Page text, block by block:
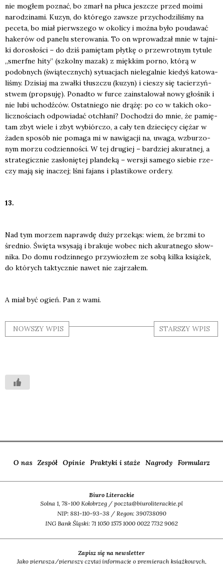
nie mogłem poznać, bo zmarł na płu­ca jesz­cze przed moimi
naro­dzi­na­mi. Kuzyn, do któ­re­go zawsze przy­cho­dzi­li­śmy na
pece­ta, bo miał pierw­sze­go w oko­li­cy i moż­na było pouda­wać
hake­rów od pane­lu ste­ro­wa­nia. To on wpro­wa­dzał mnie w taj­ni­
ki doro­sło­ści – do dziś pamię­tam płyt­kę o prze­wrot­nym tytu­le
„smerf­ne hity” (szkol­ny mazak) z mięk­kim por­no, któ­rą w
podob­nych (świą­tecz­nych) sytu­acjach nie­le­gal­nie kie­dyś kato­wa­
li­śmy. Dzi­siaj ma zwał­ki tłusz­czu (kuzyn) i cie­szy się tacie­rzyń­
stwem (prop­su­ję). Ponad­to w fur­ce zain­sta­lo­wał nowy gło­śnik i
nie lubi uchodź­ców. Ostat­nie­go nie drą­żę: po co w takich oko­
licz­no­ściach odpo­wia­dać otchła­ni? Docho­dzi do mnie, że pamię­
tam zbyt wie­le i zbyt wybiór­czo, a cały ten dzie­cię­cy cię­żar w
żaden spo­sób nie poma­ga mi w nawi­ga­cji na, uwa­ga, wzbu­rzo­
nym morzu codzien­no­ści. W tej dru­giej – bar­dziej aku­rat­nej, a
stra­te­gicz­nie zasło­nię­tej plan­de­ką – wer­sji same­go sie­bie rze­
czy mają się ina­czej; lśni fajans i pla­sti­ko­we orde­ry.
13.
Nad tym morzem napraw­dę duży prze­kąs: wiem, że brzmi to
śred­nio. Świę­ta wsy­sa­ją i bra­ku­je wobec nich aku­rat­ne­go słow­
ni­ka. Do domu rodzin­ne­go przy­wio­złem ze sobą kil­ka ksią­żek,
do któ­rych tak­tycz­nie nawet nie zaj­rza­łem.
A miał być ogień. Pan z wami.
NOWSZY WPIS STARSZY WPIS
O nas Zespół Opinie Praktyki i staże Nagrody Formularz
Biuro Literackie
Solna 1, 78-100 Kołobrzeg / poczta@biuroliterackie.pl
NIP: 881-110-93-38 / Regon: 390738090
ING Bank Śląski: 71 1050 1575 1000 0022 7732 9062
Zapisz się na newsletter
Jako pierwsza/pierwszy czytaj informacje o premierach książkowych,